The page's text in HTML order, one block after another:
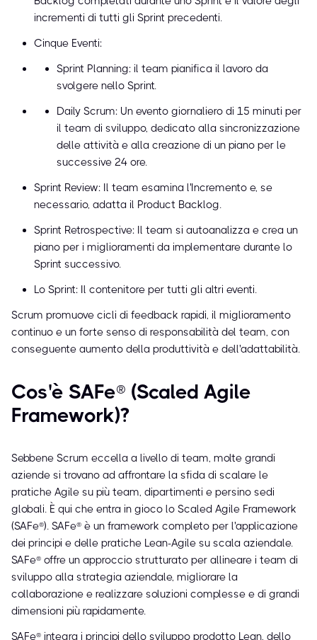
incrementi di tutti gli Sprint precedenti.
Cinque Eventi:
Sprint Planning: il team pianifica il lavoro da
svolgere nello Sprint.
Daily Scrum: Un evento giornaliero di 15 minuti per
il team di sviluppo, dedicato alla sincronizzazione
delle attività e alla creazione di un piano per le
successive 24 ore.
Sprint Review: Il team esamina l'Incremento e, se
necessario, adatta il Product Backlog.
Sprint Retrospective: Il team si autoanalizza e crea un
piano per i miglioramenti da implementare durante lo
Sprint successivo.
Lo Sprint: Il contenitore per tutti gli altri eventi.
Scrum promuove cicli di feedback rapidi, il miglioramento
continuo e un forte senso di responsabilità del team, con
conseguente aumento della produttività e dell'adattabilità.
Cos'è SAFe® (Scaled Agile
Framework)?
Sebbene Scrum eccella a livello di team, molte grandi
aziende si trovano ad affrontare la sfida di scalare le
pratiche Agile su più team, dipartimenti e persino sedi
globali. È qui che entra in gioco lo Scaled Agile Framework
(SAFe®). SAFe® è un framework completo per l'applicazione
dei principi e delle pratiche Lean-Agile su scala aziendale.
SAFe® offre un approccio strutturato per allineare i team di
sviluppo alla strategia aziendale, migliorare la
collaborazione e realizzare soluzioni complesse e di grandi
dimensioni più rapidamente.
SAFe® integra i principi dello sviluppo prodotto Lean, dello